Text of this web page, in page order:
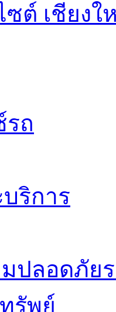
ซต์ เชียงใ
ถ
ริการ
ปลอดภัย
รัพย์